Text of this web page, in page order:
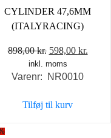
CYLINDER 47,6MM
(ITALYRACING)
898,00kr. Den
oprindelige
pris
898,00 kr..
598,00 kr.
inkl. moms
Varenr: NR0010
Tilføj til kurv